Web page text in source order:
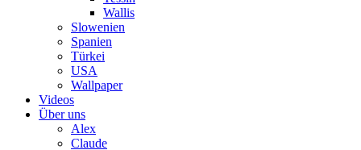
Wallis
Slowenien
Spanien
Türkei
USA
Wallpaper
Videos
Über uns
Alex
Claude